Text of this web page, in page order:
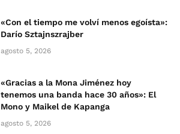
«Con el tiempo me volví menos egoísta»:
Darío Sztajnszrajber
agosto 5, 2026
«Gracias a la Mona Jiménez hoy
tenemos una banda hace 30 años»: El
Mono y Maikel de Kapanga
agosto 5, 2026